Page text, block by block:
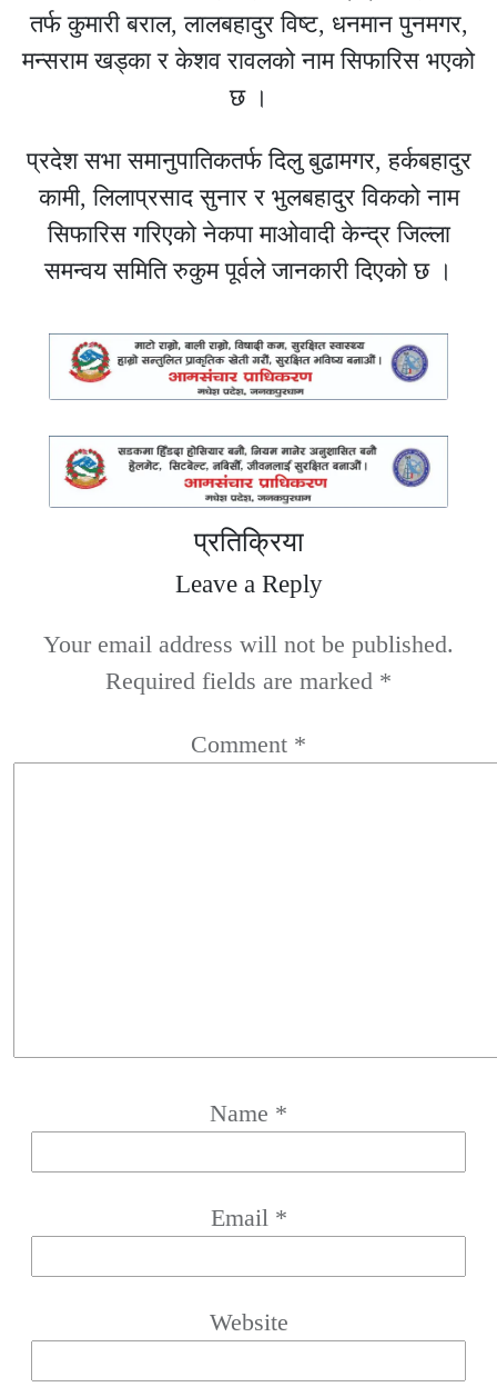
तर्फ कुमारी बराल, लालबहादुर विष्ट, धनमान पुनमगर,
मन्सराम खड्का र केशव रावलको नाम सिफारिस भएको
छ ।
प्रदेश सभा समानुपातिकतर्फ दिलु बुढामगर, हर्कबहादुर
कामी, लिलाप्रसाद सुनार र भुलबहादुर विकको नाम
सिफारिस गरिएको नेकपा माओवादी केन्द्र जिल्ला
समन्वय समिति रुकुम पूर्वले जानकारी दिएको छ ।
प्रतिक्रिया
Leave a Reply
Your email address will not be published.
Required fields are marked *
Comment *
Name *
Email *
Website